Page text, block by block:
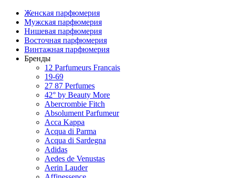
Женская парфюмерия
Мужская парфюмерия
Нишевая парфюмерия
Восточная парфюмерия
Винтажная парфюмерия
Бренды
12 Parfumeurs Francais
19-69
27 87 Perfumes
42° by Beauty More
Abercrombie Fitch
Absolument Parfumeur
Acca Kappa
Acqua di Parma
Acqua di Sardegna
Adidas
Aedes de Venustas
Aerin Lauder